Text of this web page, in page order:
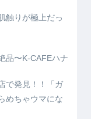
触りが極上だっ
品〜K-CAFEハナ
で発見！！「ガ
めちゃウマにな